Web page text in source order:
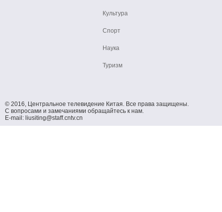
Культура
Спорт
Наука
Туризм
© 2016, Центральное телевидение Китая. Все права защищены.
С вопросами и замечаниями обращайтесь к нам.
E-mail: liusiting@staff.cntv.cn